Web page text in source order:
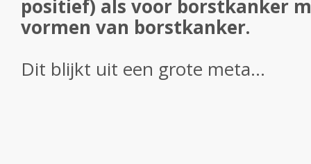
positief) als voor borstkanker
vormen van borstkanker.
Dit blijkt uit een grote meta...